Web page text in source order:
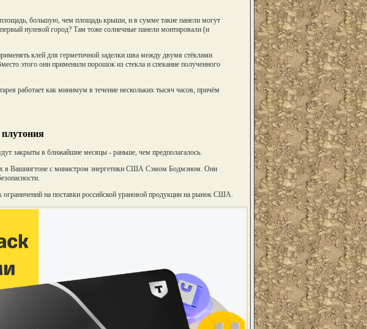
большую, чем площадь крыши, и в сумме такие панели могут
нулевой город? Там тоже солнечные панели монтировали (и
клей для герметичной заделки шва между двумя стёклами
этого они применили порошок из стекла и спекание полученного
работает как минимум в течение нескольких тысяч часов, причём
плутония
закрыты в ближайшие месяцы - раньше, чем предполагалось.
в Вашингтоне с министром энергетики США Сэмом Бодмэном. Они
на поставки российской урановой продукции на рынок США.